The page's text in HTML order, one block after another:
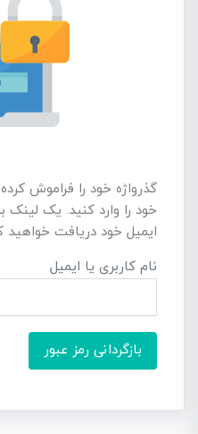
گذرواژه خود را فراموش
خود را وارد کنید. یک لینک
ایمیل خود دریافت خواهید
نام کاربری یا ایمیل
بازگردانی رمز عبور